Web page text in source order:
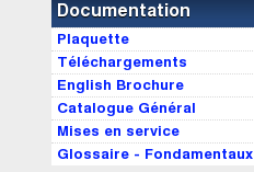
Documentation
Plaquette
Téléchargements
English Brochure
Catalogue Général
Mises en service
Glossaire - Fondamentaux